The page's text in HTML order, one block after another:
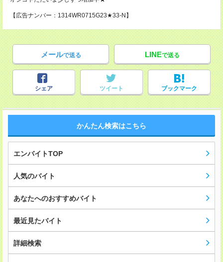
【広告ナンバー：1314WR0715G23★33-N】
メールで送る LINEで送る
シェア ツイート ブックマーク
かんたん検索はこちら
エンバイトTOP
人気のバイト
あなたへのおすすめバイト
最近見たバイト
詳細検索